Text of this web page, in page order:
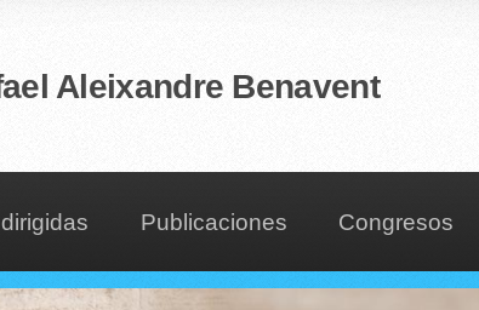
Aleixandre Benavent
Publicaciones Congresos